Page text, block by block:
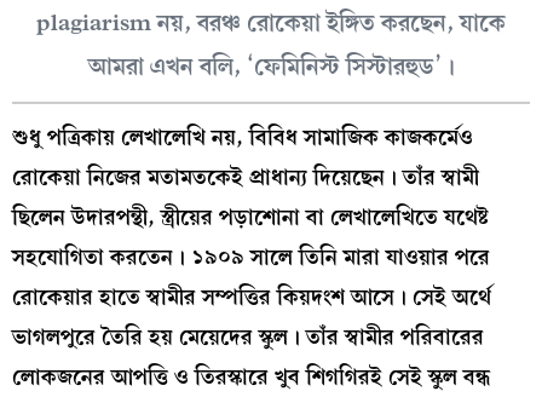
plagiarism নয়, বরঞ্চ রোকেয়া ইঙ্গিত করছেন, যাকে
আমরা এখন বলি, ‘ফেমিনিস্ট সিস্টারহুড’।
শুধু পত্রিকায় লেখালেখি নয়, বিবিধ সামাজিক কাজকর্মেও
রোকেয়া নিজের মতামতকেই প্রাধান্য দিয়েছেন। তাঁর স্বামী
ছিলেন উদারপন্থী, স্ত্রীয়ের পড়াশোনা বা লেখালেখিতে যথেষ্ট
সহযোগিতা করতেন। ১৯০৯ সালে তিনি মারা যাওয়ার পরে
রোকেয়ার হাতে স্বামীর সম্পত্তির কিয়দংশ আসে। সেই অর্থে
ভাগলপুরে তৈরি হয় মেয়েদের স্কুল। তাঁর স্বামীর পরিবারের
লোকজনের আপত্তি ও তিরস্কারে খুব শিগগিরই সেই স্কুল বন্ধ